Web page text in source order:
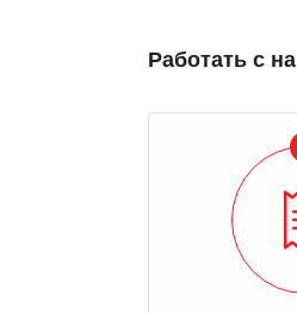
Работать с